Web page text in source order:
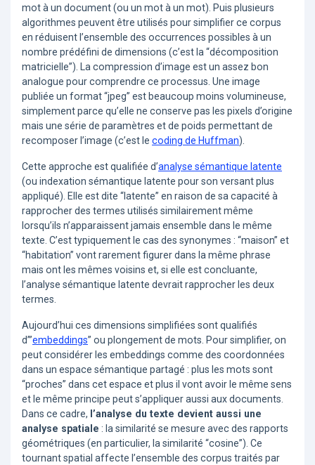
mot à un document (ou un mot à un mot). Puis plusieurs
algorithmes peuvent être utilisés pour simplifier ce corpus
en réduisent l’ensemble des occurrences possibles à un
nombre prédéfini de dimensions (c’est la “décomposition
matricielle”). La compression d’image est un assez bon
analogue pour comprendre ce processus. Une image
publiée un format “jpeg” est beaucoup moins volumineuse,
simplement parce qu’elle ne conserve pas les pixels d’origine
mais une série de paramètres et de poids permettant de
recomposer l’image (c’est le coding de Huffman).
Cette approche est qualifiée d’analyse sémantique latente
(ou indexation sémantique latente pour son versant plus
appliqué). Elle est dite “latente” en raison de sa capacité à
rapprocher des termes utilisés similairement même
lorsqu’ils n’apparaissent jamais ensemble dans le même
texte. C’est typiquement le cas des synonymes : “maison” et
“habitation” vont rarement figurer dans la même phrase
mais ont les mêmes voisins et, si elle est concluante,
l’analyse sémantique latente devrait rapprocher les deux
termes.
Aujourd’hui ces dimensions simplifiées sont qualifiés
d’”embeddings” ou plongement de mots. Pour simplifier, on
peut considérer les embeddings comme des coordonnées
dans un espace sémantique partagé : plus les mots sont
“proches” dans cet espace et plus il vont avoir le même sens
et le même principe peut s’appliquer aussi aux documents.
Dans ce cadre, l’analyse du texte devient aussi une
analyse spatiale : la similarité se mesure avec des rapports
géométriques (en particulier, la similarité “cosine”). Ce
tournant spatial affecte l’ensemble des corpus traités par